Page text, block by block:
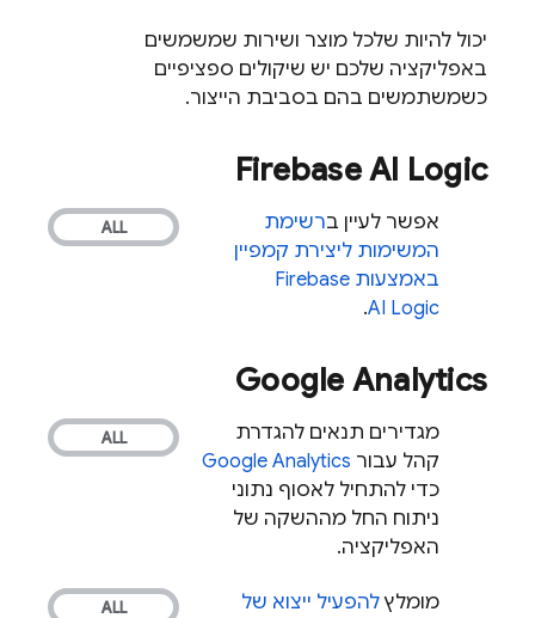
יכול להיות שלכל מוצר ושירות שמשמשים
באפליקציה שלכם יש שיקולים ספציפיים
כשמשתמשים בהם בסביבת הייצור.
Firebase AI Logic
אפשר לעיין ברשימת
המשימות ליצירת קמפיין
באמצעות Firebase
AI Logic
.
Google Analytics
מגדירים תנאים להגדרת
קהל עבור Google Analytics
כדי להתחיל לאסוף נתוני
ניתוח החל מההשקה של
האפליקציה.
מומלץלהפעיל ייצוא של